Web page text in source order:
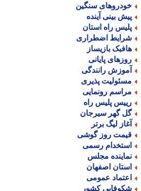
سنگین
بینی آینده
راه استان
اضطراری
بازیساز
پایانی
رانندگی
پذیری
رونمایی
پلیس راه
گهر سیرجان
لیگ برتر
روز گوشی
رسمی
مجلس
اصفهان
عمومی
کشور